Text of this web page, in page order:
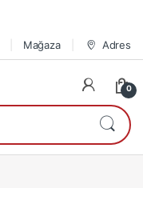
Mağaza Adres
0